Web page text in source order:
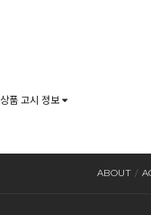
상품 고시 정보
ABOUT /